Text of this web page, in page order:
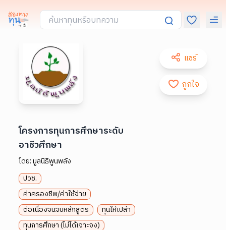
แชร์
ถูกใจ
โครงการทุนการศึกษาระดับ
อาชีวศึกษา
โดย:มูลนิธิพูนพลัง
ปวช.
ค่าครองชีพ/ค่าใช้จ่าย
ต่อเนื่องจนจบหลักสูตร
ทุนให้เปล่า
ทุนการศึกษา (ไม่ได้เจาะจง)